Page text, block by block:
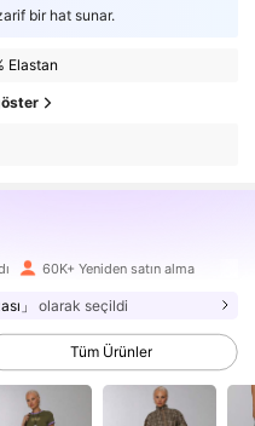
bir hat sunar.
Elastan
60K+ Yeniden satın alma
」 olarak seçildi
Tüm Ürünler